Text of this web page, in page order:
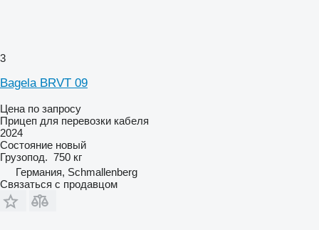
3
Bagela BRVT 09
Цена по запросу
Прицеп для перевозки кабеля
2024
Состояние новый
Грузопод. 750 кг
Германия, Schmallenberg
Связаться с продавцом